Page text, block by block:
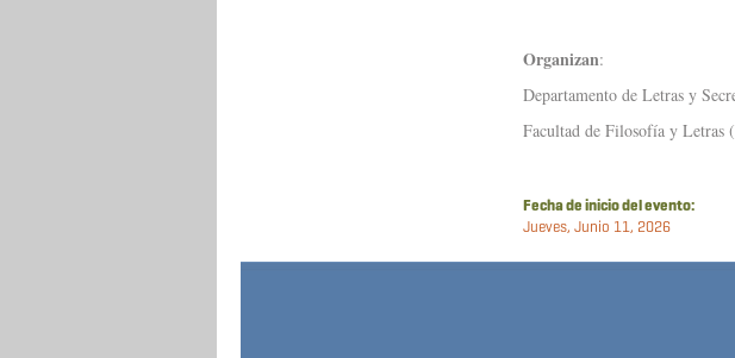
Organizan:
Departamento de Letras y
Facultad de Filosofía y Letras
Fecha de inicio del evento:
Jueves, Junio 11, 2026